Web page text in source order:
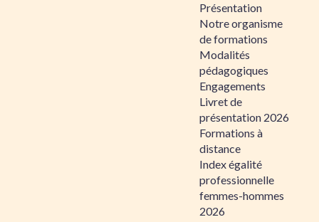
Présentation
Notre organisme
de formations
Modalités
pédagogiques
Engagements
Livret de
présentation 2026
Formations à
distance
Index égalité
professionnelle
femmes-hommes
2026